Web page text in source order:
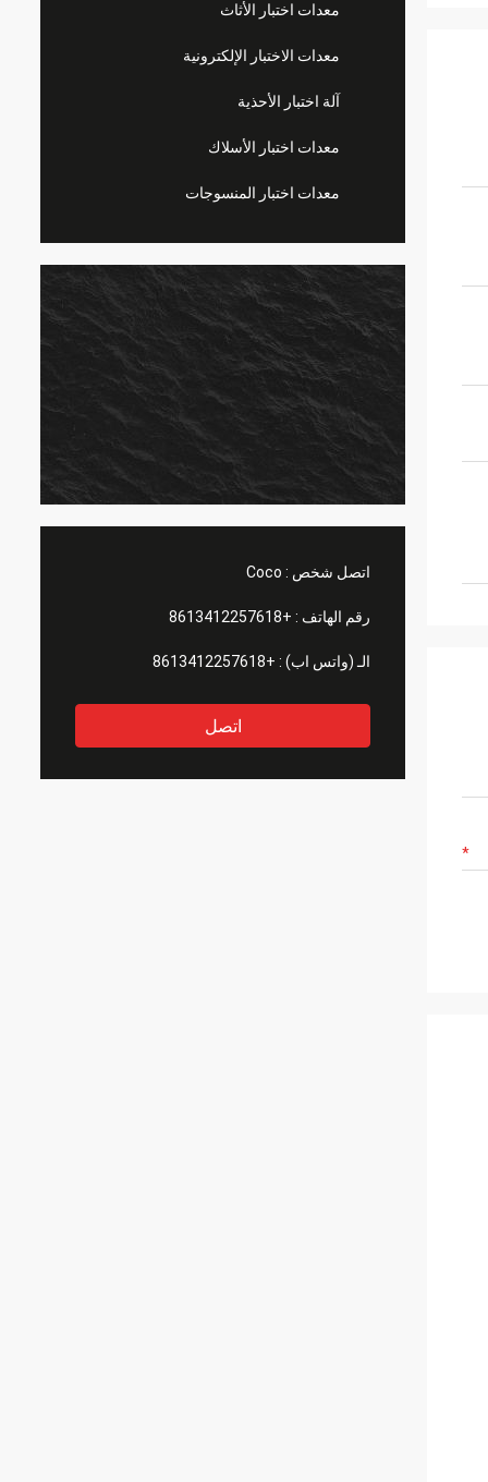
معدات اختبار الأثاث
معدات الاختبار الإلكترونية
آلة اختبار الأحذية
معدات اختبار الأسلاك
معدات اختبار المنسوجات
اتصل شخص : Coco
رقم الهاتف : +8613412257618
الـ (واتس اب) : +8613412257618
اتصل